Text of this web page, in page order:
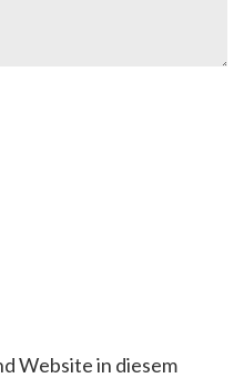
Website in diesem